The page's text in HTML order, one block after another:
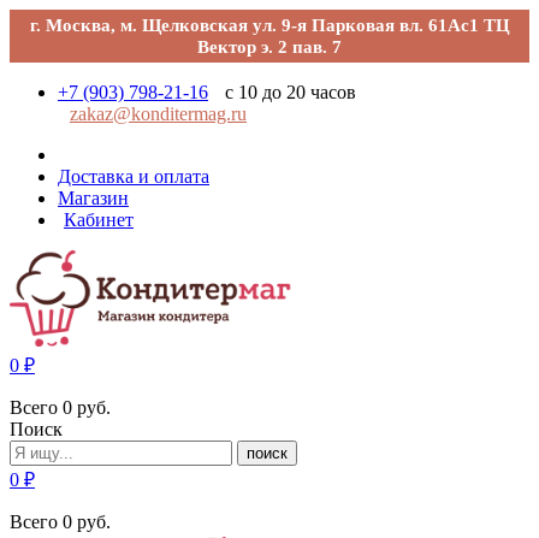
г. Москва, м. Щелковская ул. 9-я Парковая вл. 61Ас1 ТЦ
Вектор э. 2 пав. 7
+7 (903) 798-21-16
с 10 до 20 часов
zakaz@konditermag.ru
Доставка и оплата
Магазин
Кабинет
0 ₽
Всего 0 руб.
Поиск
поиск
0 ₽
Всего 0 руб.